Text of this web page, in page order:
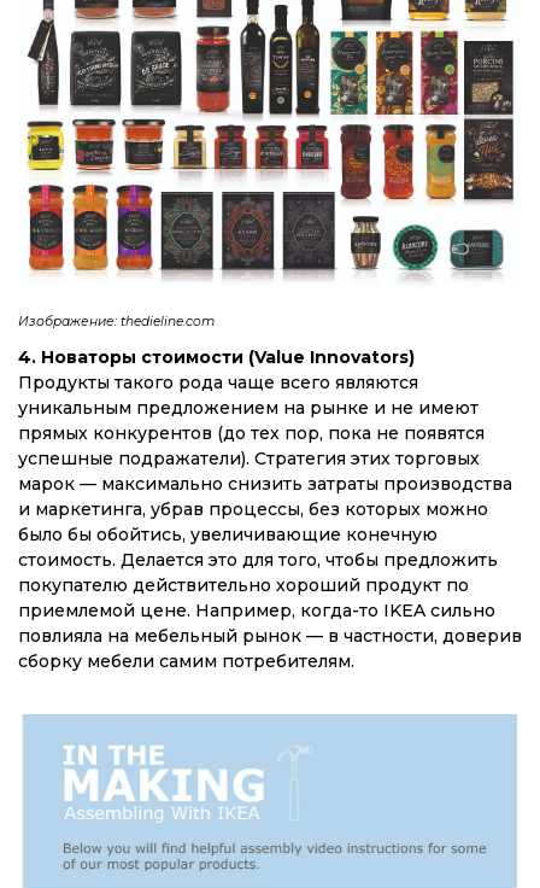
Изображение: thedieline.com
4. Новаторы стоимости (Value Innovators)
Продукты такого рода чаще всего являются
уникальным предложением на рынке и не имеют
прямых конкурентов (до тех пор, пока не появятся
успешные подражатели). Стратегия этих торговых
марок — максимально снизить затраты производства
и маркетинга, убрав процессы, без которых можно
было бы обойтись, увеличивающие конечную
стоимость. Делается это для того, чтобы предложить
покупателю действительно хороший продукт по
приемлемой цене. Например, когда-то IKEA сильно
повлияла на мебельный рынок — в частности, доверив
сборку мебели самим потребителям.